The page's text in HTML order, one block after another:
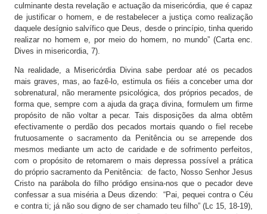
culminante desta revelação e actuação da misericórdia, que é capaz
de justificar o homem, e de restabelecer a justiça como realização
daquele desígnio salvífico que Deus, desde o princípio, tinha querido
realizar no homem e, por meio do homem, no mundo” (Carta enc.
Dives in misericordia, 7).
Na realidade, a Misericórdia Divina sabe perdoar até os pecados
mais graves, mas, ao fazê-lo, estimula os fiéis a conceber uma dor
sobrenatural, não meramente psicológica, dos próprios pecados, de
forma que, sempre com a ajuda da graça divina, formulem um firme
propósito de não voltar a pecar. Tais disposições da alma obtêm
efectivamente o perdão dos pecados mortais quando o fiel recebe
frutuosamente o sacramento da Penitência ou se arrepende dos
mesmos mediante um acto de caridade e de sofrimento perfeitos,
com o propósito de retomarem o mais depressa possível a prática
do próprio sacramento da Penitência: de facto, Nosso Senhor Jesus
Cristo na parábola do filho pródigo ensina-nos que o pecador deve
confessar a sua miséria a Deus dizendo: “Pai, pequei contra o Céu
e contra ti; já não sou digno de ser chamado teu filho” (Lc 15, 18-19),